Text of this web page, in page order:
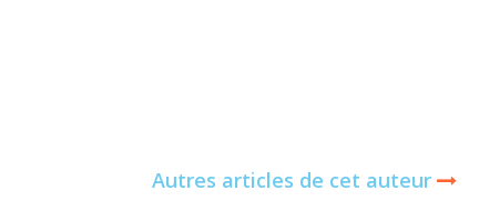
Autres articles de cet auteur